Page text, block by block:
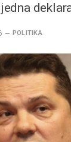
POLITIKA